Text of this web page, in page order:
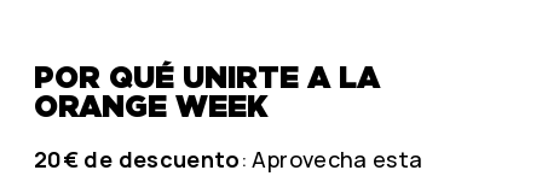
POR QUÉ UNIRTE A LA
ORANGE WEEK
20€ de descuento: Aprovecha esta